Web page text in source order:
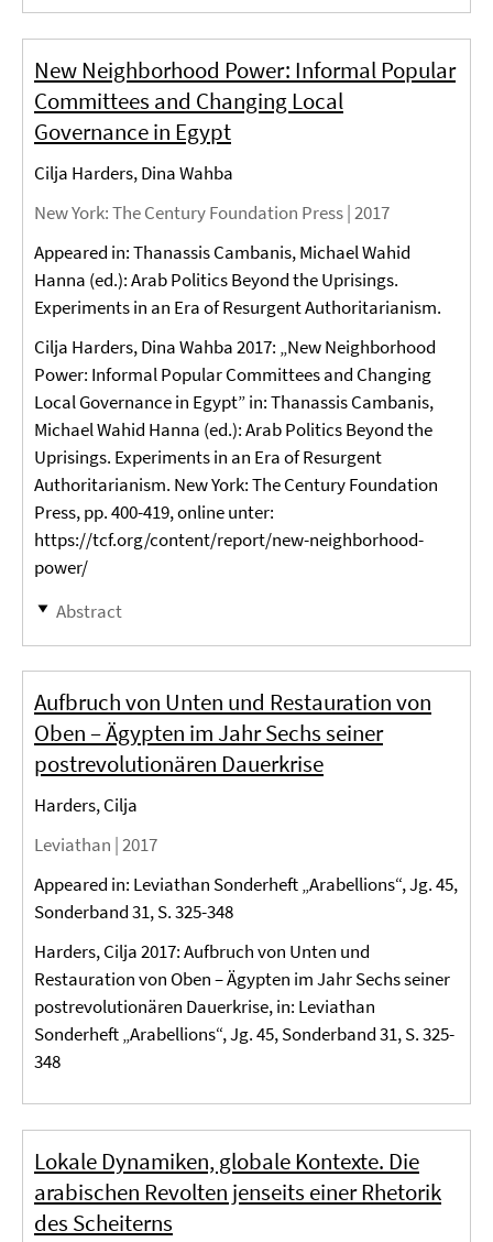
New Neighborhood Power: Informal Popular
Committees and Changing Local
Governance in Egypt
Cilja Harders, Dina Wahba
New York: The Century Foundation Press |2017
Appeared in: Thanassis Cambanis, Michael Wahid
Hanna (ed.): Arab Politics Beyond the Uprisings.
Experiments in an Era of Resurgent Authoritarianism.
Cilja Harders, Dina Wahba 2017: „New Neighborhood
Power: Informal Popular Committees and Changing
Local Governance in Egypt” in: Thanassis Cambanis,
Michael Wahid Hanna (ed.): Arab Politics Beyond the
Uprisings. Experiments in an Era of Resurgent
Authoritarianism. New York: The Century Foundation
Press, pp. 400-419, online unter:
https://tcf.org/content/report/new-neighborhood-
power/
Abstract
Aufbruch von Unten und Restauration von
Oben – Ägypten im Jahr Sechs seiner
postrevolutionären Dauerkrise
Harders, Cilja
Leviathan |2017
Appeared in: Leviathan Sonderheft „Arabellions“, Jg. 45,
Sonderband 31, S. 325-348
Harders, Cilja 2017: Aufbruch von Unten und
Restauration von Oben – Ägypten im Jahr Sechs seiner
postrevolutionären Dauerkrise, in: Leviathan
Sonderheft „Arabellions“, Jg. 45, Sonderband 31, S. 325-
348
Lokale Dynamiken, globale Kontexte. Die
arabischen Revolten jenseits einer Rhetorik
des Scheiterns